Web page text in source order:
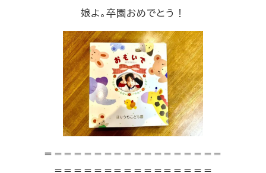
娘よ。卒園おめでとう！
＝ ＝＝＝＝＝＝＝＝＝＝＝＝＝＝＝＝＝
＝＝＝＝＝＝＝＝＝＝＝＝＝＝＝＝